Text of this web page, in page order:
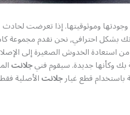
وموثوقيتها. إذا تعرضت لحادث
بشكل احترافي, نحن نقدم مجموعة
استعادة الخدوش الصغيرة إلى
بك وكأنها جديدة. سيقوم فنيجلانت
باستخدام قطع غيارجلانتالأصلية